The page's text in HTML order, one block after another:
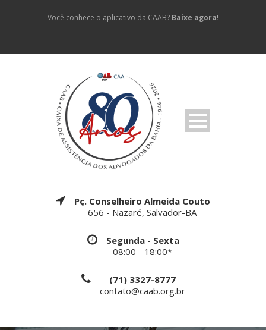
Você conhece o aplicativo da CAAB? Baixe agora!
Pç. Conselheiro Almeida Couto
656 - Nazaré, Salvador-BA
Segunda - Sexta
08:00 - 18:00*
(71) 3327-8777
contato@caab.org.br